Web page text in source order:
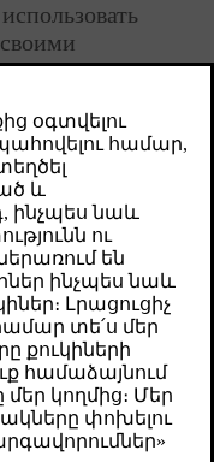
отдельные
автомобиля,
После этого можно
водителей.
позволяет
настройки и
применяются при
для владельца
предназначенный